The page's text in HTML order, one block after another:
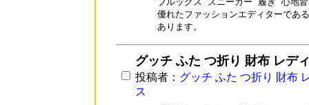
優れたファッションエディターであ
あります。
グッチ ふた つ折り 財布 レデ
投稿者： グッチ ふた つ折り 財布
ス